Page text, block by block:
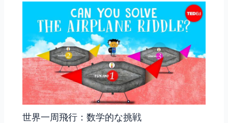
世界一周飛行：数学的な挑戦